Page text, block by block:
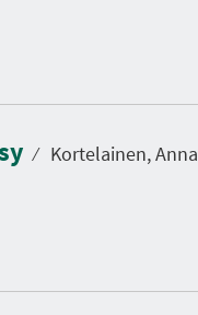
⁄ Kortelainen, Anna